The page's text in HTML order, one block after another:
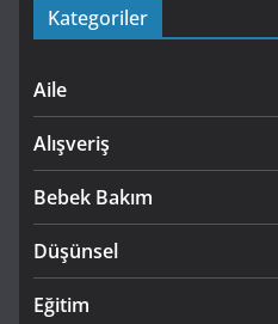
Kategoriler
Aile
Alışveriş
Bebek Bakım
Düşünsel
Eğitim